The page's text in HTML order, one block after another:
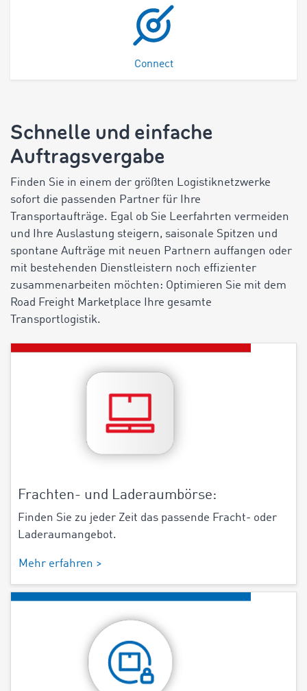
Connect
Schnelle und einfache
Auftragsvergabe
Finden Sie in einem der größten Logistiknetzwerke
sofort die passenden Partner für Ihre
Transportaufträge. Egal ob Sie Leerfahrten vermeiden
und Ihre Auslastung steigern, saisonale Spitzen und
spontane Aufträge mit neuen Partnern auffangen oder
mit bestehenden Dienstleistern noch effizienter
zusammenarbeiten möchten: Optimieren Sie mit dem
Road Freight Marketplace Ihre gesamte
Transportlogistik.
Frachten- und Laderaumbörse:
Finden Sie zu jeder Zeit das passende Fracht- oder
Laderaumangebot.
Mehr erfahren >